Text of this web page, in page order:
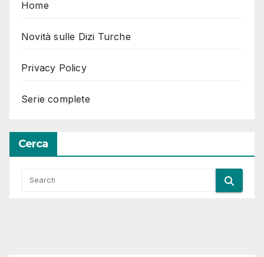
Home
Novità sulle Dizi Turche
Privacy Policy
Serie complete
Cerca